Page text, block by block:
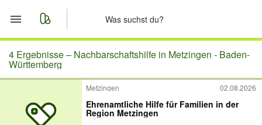
Start
Merkliste
Nachrichten
4 Ergebnisse – Nachbarschaftshilfe in Metzingen - Baden-
Württemberg
Metzingen 02.08.2026
Ehrenamtliche Hilfe für Familien in der
Region Metzingen